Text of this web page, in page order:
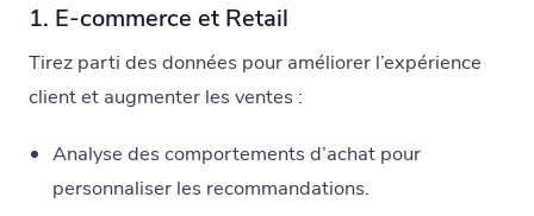
1. E-commerce et Retail
Tirez parti des données pour améliorer l’expérience
client et augmenter les ventes :
Analyse des comportements d’achat pour
personnaliser les recommandations.